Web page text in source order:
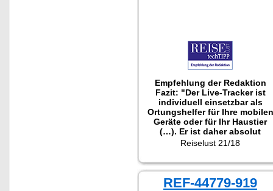
Empfehlung der Redaktion
Fazit: "Der Live-Tracker ist
individuell einsetzbar als
Ortungshelfer für Ihre mobilen
Geräte oder für Ihr Haustier
(…). Er ist daher absolut
empfehlenswert für alle, die
wollen wo Ihre Lieblinge
sind."
Getestet wurde NX-4437
Reiselust 21/18
REF-44779-919